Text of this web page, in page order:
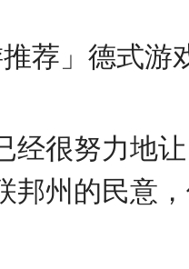
经很努力地
邦州的民意